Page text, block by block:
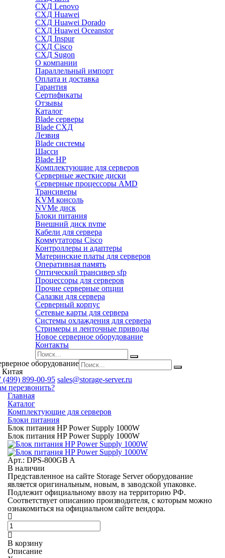
СХД Lenovo
СХД Huawei
СХД Huawei Dorado
СХД Huawei Oceanstor
СХД Inspur
СХД Cisco
СХД Sugon
О компании
Параллельный импорт
Оплата и доставка
Гарантия
Сертификаты
Отзывы
Каталог
Blade серверы
Blade СХД
Лезвия
Blade системы
Шасси
Blade HP
Комплектующие для серверов
Серверные жесткие диски
Серверные процессоры AMD
Трансиверы
KVM консоль
NVMe диск
Блоки питания
Внешний диск nvme
Кабели для сервера
Коммутаторы Cisco
Контроллеры и адаптеры
Материнские платы для серверов
Оперативная память
Оптический трансивер sfp
Процессоры для серверов
Прочие серверные опции
Салазки для сервера
Серверный корпус
Сетевые карты для сервера
Системы охлаждения для сервера
Стримеры и ленточные приводы
Новое серверное оборудование
Контакты
оборудование
Китая
(499) 899-00-95 sales@storage-server.ru
перезвонить?
Главная
Каталог
Комплектующие для серверов
Блоки питания
Блок питания HP Power Supply 1000W
Блок питания HP Power Supply 1000W
Арт.: DPS-800GB A
В наличии
Представленное на сайте Storage Server оборудование
является оригинальным, новым, в заводской упаковке.
Подлежит официальному ввозу на территорию РФ.
Соответствует описанию производителя, с которым можно
ознакомиться на официальном сайте вендора.
В корзину
Описание